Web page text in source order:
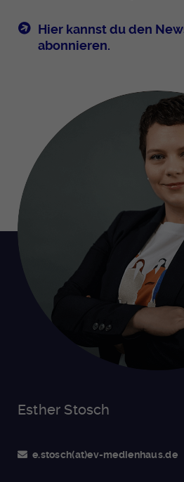
Hier kannst du den
abonnieren.
Esther Stosch
e.stosch(at)ev-medienhaus.de